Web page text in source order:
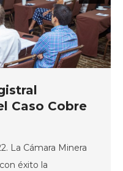
Caso Cobre
La Cámara Minera
éxito la